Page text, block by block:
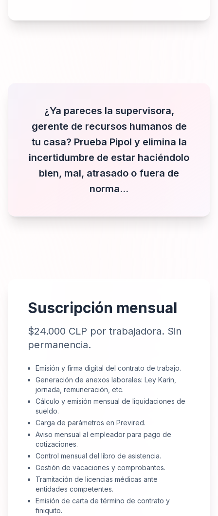
¿Ya pareces la supervisora,
gerente de recursos humanos de
tu casa? Prueba Pipol y elimina la
incertidumbre de estar haciéndolo
bien, mal, atrasado o fuera de
norma…
Suscripción mensual
$24.000 CLP por trabajadora. Sin
permanencia.
Emisión y firma digital del contrato de trabajo.
Generación de anexos laborales: Ley Karin,
jornada, remuneración, etc.
Cálculo y emisión mensual de liquidaciones de
sueldo.
Carga de parámetros en Previred.
Aviso mensual al empleador para pago de
cotizaciones.
Control mensual del libro de asistencia.
Gestión de vacaciones y comprobantes.
Tramitación de licencias médicas ante
entidades competentes.
Emisión de carta de término de contrato y
finiquito.